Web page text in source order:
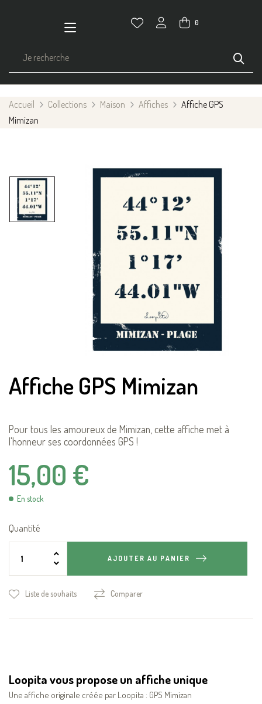
0
Accueil Collections Maison Affiches
Affiche GPS
Mimizan
Affiche GPS Mimizan
Pour tous les amoureux de Mimizan, cette affiche met à
l'honneur ses coordonnées GPS !
15,00 €
En stock
Quantité
AJOUTER AU PANIER
Liste de souhaits Comparer
Loopita vous propose un affiche unique
Une affiche originale créée par Loopita : GPS Mimizan